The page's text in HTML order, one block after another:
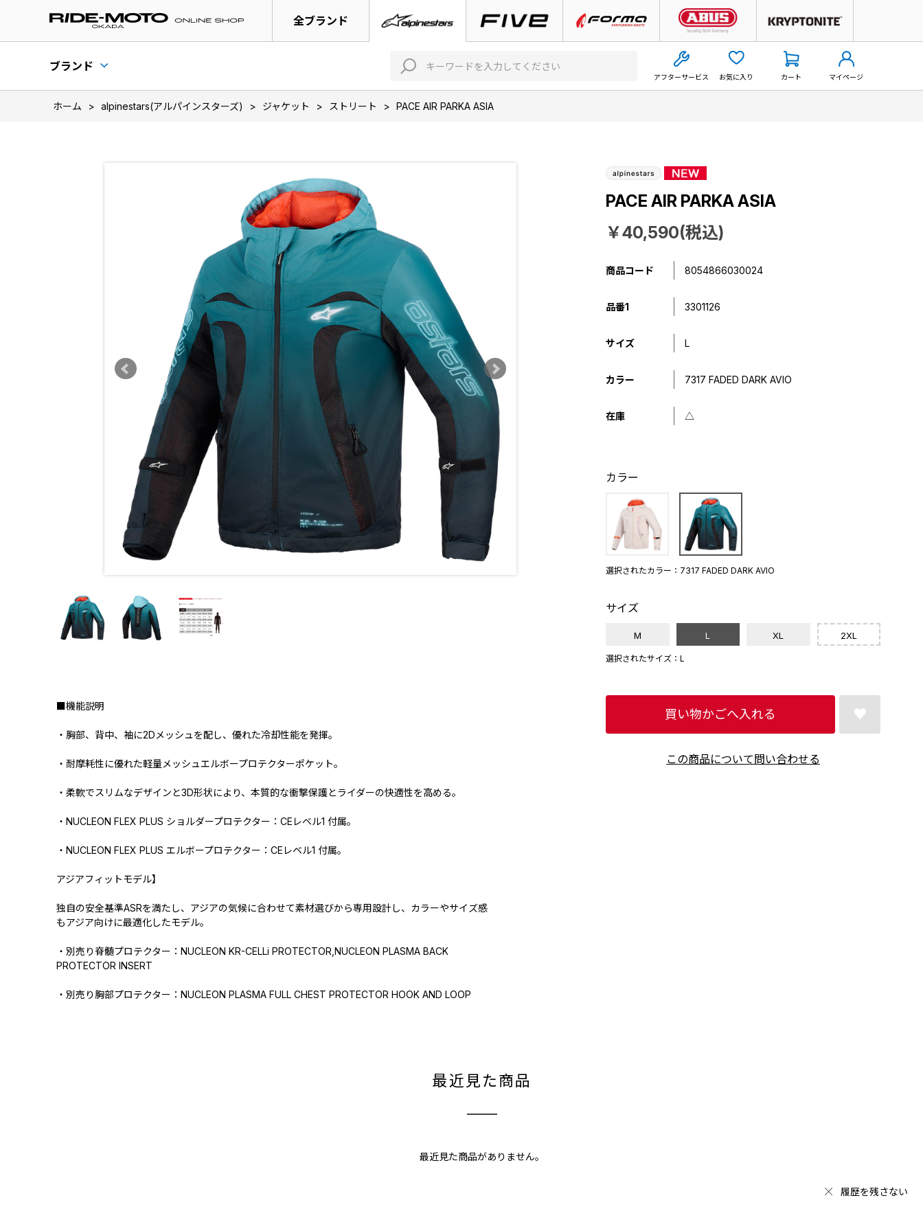
全ブランド
ブランド
アフターサービス お気に入り カート マイページ
ホーム > alpinestars(アルパインスターズ) > ジャケット > ストリート > PACE AIR PARKA ASIA
■機能説明
・胸部、背中、袖に2Dメッシュを配し、優れた冷却性能を発揮。
・耐摩耗性に優れた軽量メッシュエルボープロテクターポケット。
・柔軟でスリムなデザインと3D形状により、本質的な衝撃保護とライダーの快適性を高める。
・NUCLEON FLEX PLUS ショルダープロテクター：CEレベル1 付属。
・NUCLEON FLEX PLUS エルボープロテクター：CEレベル1 付属。
アジアフィットモデル】
独自の安全基準ASRを満たし、アジアの気候に合わせて素材選びから専用設計し、カラーやサイズ感
もアジア向けに最適化したモデル。
・別売り脊髄プロテクター：NUCLEON KR-CELLi PROTECTOR,NUCLEON PLASMA BACK
PROTECTOR INSERT
・別売り胸部プロテクター：NUCLEON PLASMA FULL CHEST PROTECTOR HOOK AND LOOP
PACE AIR PARKA ASIA
￥40,590(税込)
商品コード 8054866030024
品番1 3301126
サイズ L
カラー 7317 FADED DARK AVIO
在庫 △
カラー
選択されたカラー：7317 FADED DARK AVIO
サイズ
M L XL 2XL
選択されたサイズ：L
買い物かごへ入れる
この商品について問い合わせる
最近見た商品
最近見た商品がありません。
履歴を残さない